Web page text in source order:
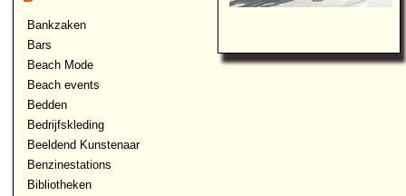
Bankzaken
Bars
Beach Mode
Beach events
Bedden
Bedrijfskleding
Beeldend Kunstenaar
Benzinestations
Bibliotheken